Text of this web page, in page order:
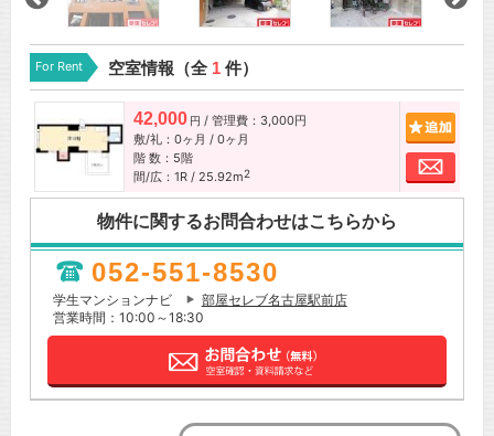
For Rent 空室情報（全 1件）
42,000 円 / 管理費：3,000円
敷/礼：0ヶ月 / 0ヶ月
階 数：5階
間/広：1R / 25.92m2
お問
物件に関するお問合わせはこちらから
052-551-8530
学生マンションナビ
部屋セレブ名古屋駅前店
営業時間：10:00～18:30